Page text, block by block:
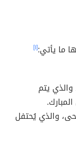
ما يأتي:[١]
يتم
والذي يُحتفل